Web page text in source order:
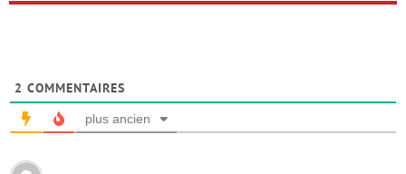
2 COMMENTAIRES
plus ancien